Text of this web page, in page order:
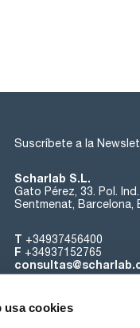
usa cookies
Suscríbete a la
Scharlab S.L.
Gato Pérez, 33. Pol.
Sentmenat, Barcelona,
T +34937456400
F +34937152765